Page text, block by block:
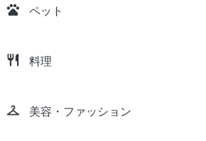
pets ペット
restaurant 料理
checkroom 美容・ファッション